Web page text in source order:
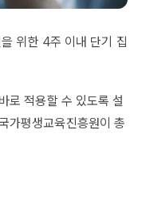
위한 4주 이내 단기 집
로 적용할 수 있도록 설
가평생교육진흥원이 총